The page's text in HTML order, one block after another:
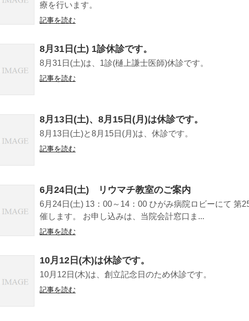
療を行います。
記事を読む
8月31日(土) 1診休診です。
8月31日(土)は、1診(樋上謙士医師)休診です。
記事を読む
8月13日(土)、8月15日(月)は休診です。
8月13日(土)と8月15日(月)は、休診です。
記事を読む
6月24日(土) リウマチ教室のご案内
6月24日(土) 13：00～14：00 ひがみ病院ロビーにて 第
催します。 お申し込みは、当院会計窓口ま...
記事を読む
10月12日(木)は休診です。
10月12日(木)は、創立記念日のため休診です。
記事を読む